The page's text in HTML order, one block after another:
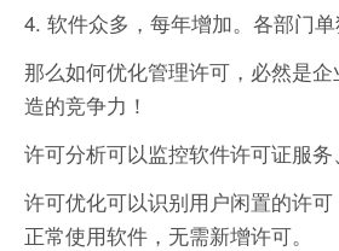
4. 软件众多，每年增加。各部门
那么如何优化管理许可，必然是
造的竞争力！
许可分析可以监控软件许可证服
许可优化可以识别用户闲置的许
正常使用软件，无需新增许可。